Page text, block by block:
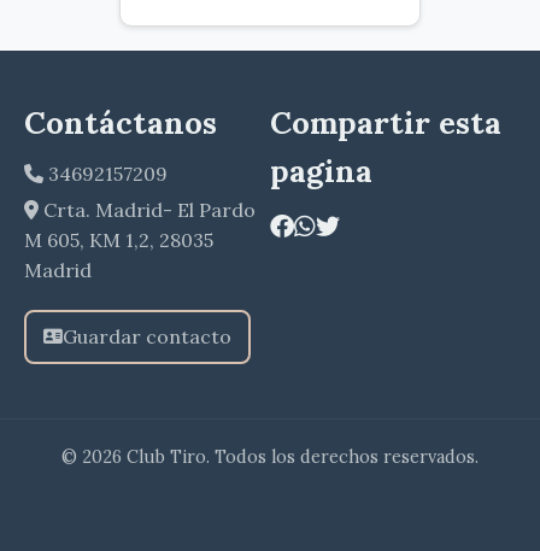
Contáctanos
34692157209
Crta. Madrid- El Pardo
M 605, KM 1,2, 28035
Madrid
Guardar contacto
Compartir esta
pagina
© 2026 Club Tiro. Todos los derechos reservados.